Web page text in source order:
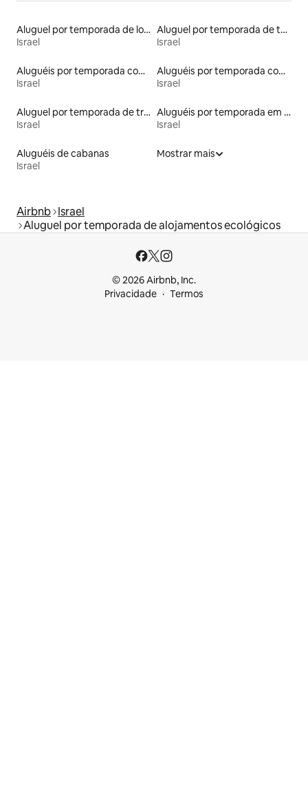
Aluguel por temporada de lofts
Israel
Aluguel por temporada de tendas
Israel
Aluguéis por temporada com banheiro para PCD
Israel
Aluguéis por temporada com acesso à praia
Israel
Aluguel por temporada de trailers
Israel
Aluguéis por temporada em acampamentos
Israel
Aluguéis de cabanas
Israel
Mostrar mais
Airbnb Israel
Aluguel por temporada de alojamentos ecológicos
© 2026 Airbnb, Inc.
Privacidade
Termos